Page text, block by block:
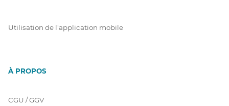
Utilisation de l'application mobile
À PROPOS
CGU / GGV